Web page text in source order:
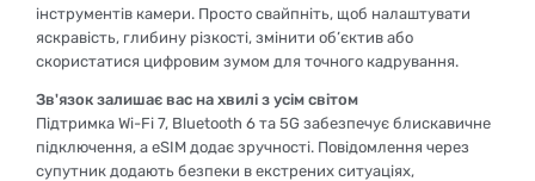
інструментів камери. Просто свайпніть, щоб налаштувати
яскравість, глибину різкості, змінити об’єктив або
скористатися цифровим зумом для точного кадрування.
Зв'язок залишає вас на хвилі з усім світом
Підтримка Wi-Fi 7, Bluetooth 6 та 5G забезпечує блискавичне
підключення, а eSIM додає зручності. Повідомлення через
супутник додають безпеки в екстрених ситуаціях,